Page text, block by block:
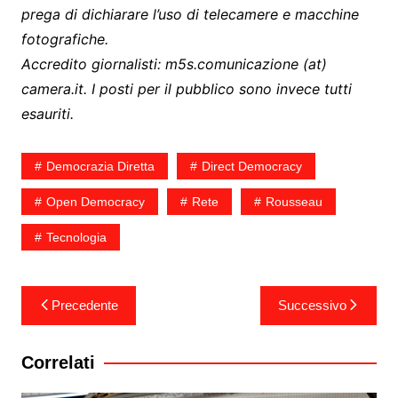
prega di dichiarare l’uso di telecamere e macchine
fotografiche.
Accredito giornalisti: m5s.comunicazione (at)
camera.it. I posti per il pubblico sono invece tutti
esauriti.
Democrazia Diretta Direct Democracy
Open Democracy Rete Rousseau
Tecnologia
Navigazione
articoli
Precedente Successivo
Correlati